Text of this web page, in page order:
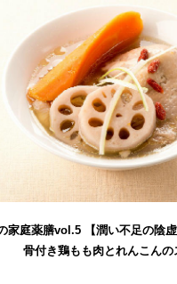
家庭薬膳vol.5 【潤い不足の陰虚
骨付き鶏もも肉とれんこんの